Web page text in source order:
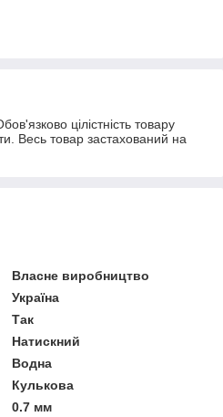
цілістність товару
Весь товар застахований на
Власне виробництво
Україна
Так
Натискний
Водна
Кулькова
0.7 мм